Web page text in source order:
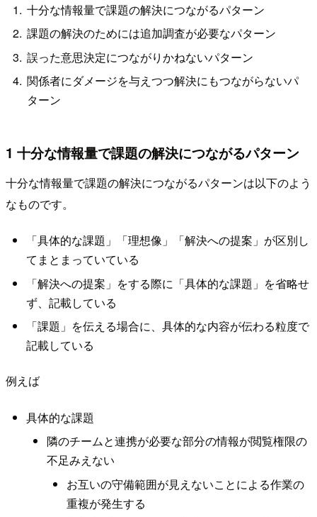
十分な情報量で課題の解決につながるパターン
課題の解決のためには追加調査が必要なパターン
誤った意思決定につながりかねないパターン
関係者にダメージを与えつつ解決にもつながらないパ
ターン
1 十分な情報量で課題の解決につながるパターン
十分な情報量で課題の解決につながるパターンは以下のよう
なものです。
「具体的な課題」「理想像」「解決への提案」が区別し
てまとまっていている
「解決への提案」をする際に「具体的な課題」を省略せ
ず、記載している
「課題」を伝える場合に、具体的な内容が伝わる粒度で
記載している
例えば
具体的な課題
隣のチームと連携が必要な部分の情報が閲覧権限の
不足みえない
お互いの守備範囲が見えないことによる作業の
重複が発生する